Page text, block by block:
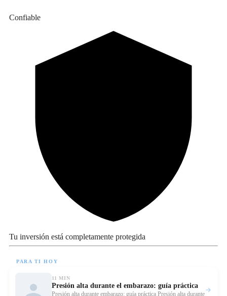
Confiable
Tu inversión está completamente protegida
PARA TI HOY
11 MIN
Presión alta durante el embarazo: guía práctica
Presión alta durante embarazo: guía práctica Presión alta durante